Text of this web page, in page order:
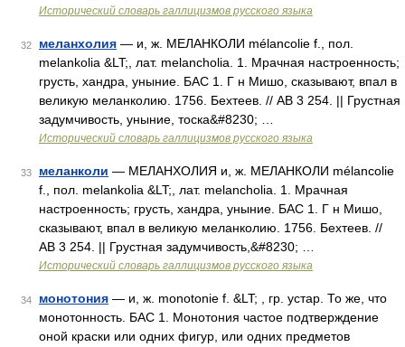
Исторический словарь галлицизмов русского языка
32 меланхолия — и, ж. МЕЛАНКОЛИ mélancolie f., пол.
melankolia &LT;, лат. melancholia. 1. Мрачная настроенность;
грусть, хандра, уныние. БАС 1. Г н Мишо, сказывают, впал в
великую меланколию. 1756. Бехтеев. // АВ 3 254. || Грустная
задумчивость, уныние, тоска&#8230; …
Исторический словарь галлицизмов русского языка
33 меланколи — МЕЛАНХОЛИЯ и, ж. МЕЛАНКОЛИ mélancolie
f., пол. melankolia &LT;, лат. melancholia. 1. Мрачная
настроенность; грусть, хандра, уныние. БАС 1. Г н Мишо,
сказывают, впал в великую меланколию. 1756. Бехтеев. //
АВ 3 254. || Грустная задумчивость,&#8230; …
Исторический словарь галлицизмов русского языка
34 монотония — и, ж. monotonie f. &LT; , гр. устар. То же, что
монотонность. БАС 1. Монотония частое подтверждение
оной краски или одних фигур, или одних предметов